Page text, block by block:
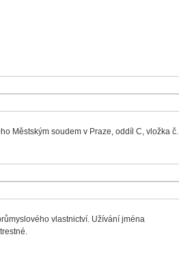
Městským soudem v Praze, oddíl C, vložka č.
vlastnictví. Užívání jména